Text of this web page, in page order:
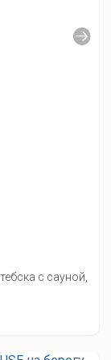
с сауной,